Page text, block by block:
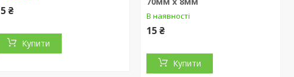
₴
Купити
В наявності
15 ₴
Купити